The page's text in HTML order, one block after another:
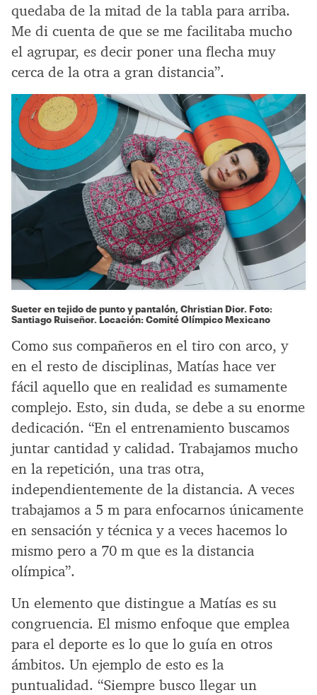
quedaba de la mitad de la tabla para arriba.
Me di cuenta de que se me facilitaba mucho
el agrupar, es decir poner una flecha muy
cerca de la otra a gran distancia”.
Sueter en tejido de punto y pantalón, Christian Dior. Foto:
Santiago Ruiseñor. Locación: Comité Olímpico Mexicano
Como sus compañeros en el tiro con arco, y
en el resto de disciplinas, Matías hace ver
fácil aquello que en realidad es sumamente
complejo. Esto, sin duda, se debe a su enorme
dedicación. “En el entrenamiento buscamos
juntar cantidad y calidad. Trabajamos mucho
en la repetición, una tras otra,
independientemente de la distancia. A veces
trabajamos a 5 m para enfocarnos únicamente
en sensación y técnica y a veces hacemos lo
mismo pero a 70 m que es la distancia
olímpica”.
Un elemento que distingue a Matías es su
congruencia. El mismo enfoque que emplea
para el deporte es lo que lo guía en otros
ámbitos. Un ejemplo de esto es la
puntualidad. “Siempre busco llegar un